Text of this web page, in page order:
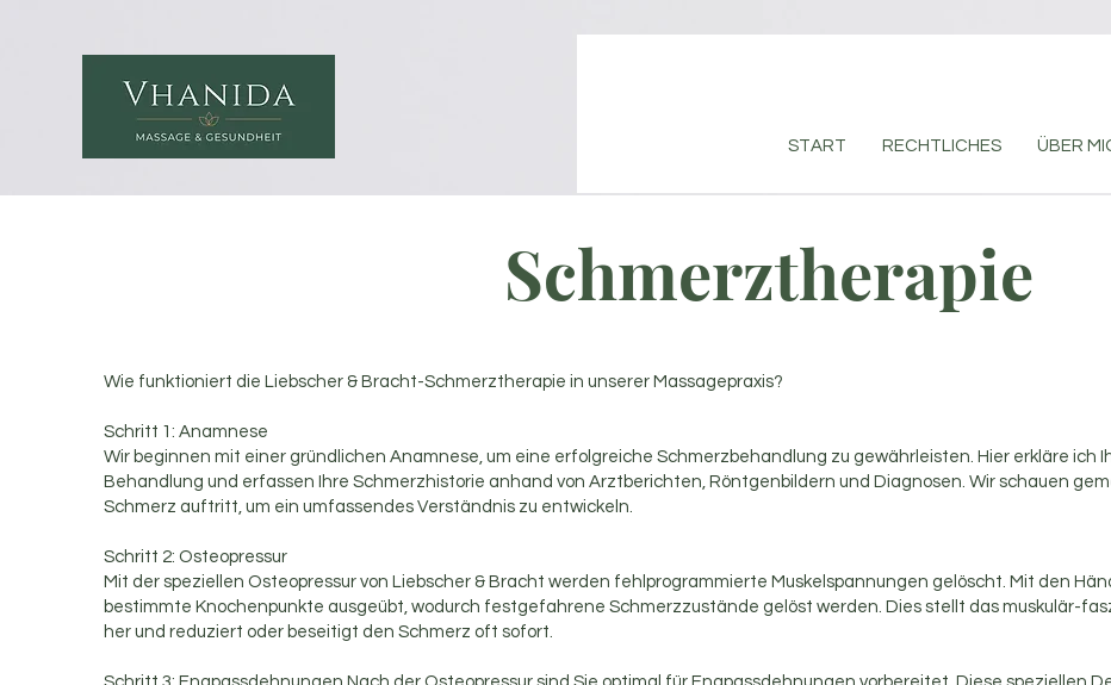
START RECHTLICHES ÜBER
Wie funktioniert die Liebscher & Bracht-Schmerztherapie in unserer Massagepraxis?
Schritt 1: Anamnese
Wir beginnen mit einer gründlichen Anamnese, um eine erfolgreiche Schmerzbehandlung zu gewährleisten. Hier erkläre ich
Behandlung und erfassen Ihre Schmerzhistorie anhand von Arztberichten, Röntgenbildern und Diagnosen. Wir schauen
Schmerz auftritt, um ein umfassendes Verständnis zu entwickeln.
Schritt 2: Osteopressur
Mit der speziellen Osteopressur von Liebscher & Bracht werden fehlprogrammierte Muskelspannungen gelöscht. Mit den
bestimmte Knochenpunkte ausgeübt, wodurch festgefahrene Schmerzzustände gelöst werden. Dies stellt das muskulär-
her und reduziert oder beseitigt den Schmerz oft sofort.
Schmerztherapie